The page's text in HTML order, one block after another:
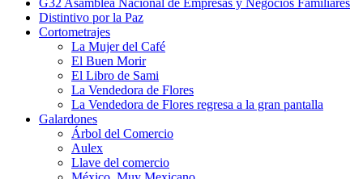
G32 Asamblea Nacional de Empresas y Negocios Familiares
Distintivo por la Paz
Cortometrajes
La Mujer del Café
El Buen Morir
El Libro de Sami
La Vendedora de Flores
La Vendedora de Flores regresa a la gran pantalla
Galardones
Árbol del Comercio
Aulex
Llave del comercio